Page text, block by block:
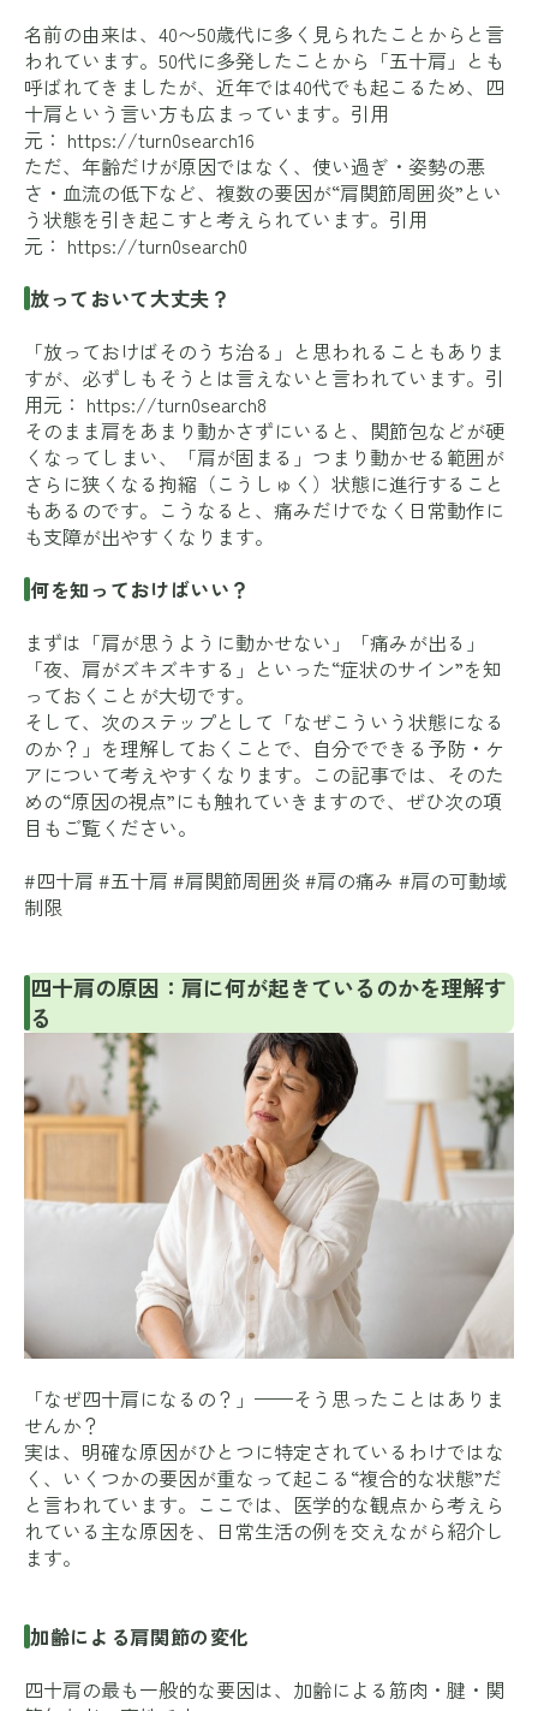
名前の由来は、40〜50歳代に多く見られたことからと言
われています。50代に多発したことから「五十肩」とも
呼ばれてきましたが、近年では40代でも起こるため、四
十肩という言い方も広まっています。引用
元： https://turn0search16
ただ、年齢だけが原因ではなく、使い過ぎ・姿勢の悪
さ・血流の低下など、複数の要因が“肩関節周囲炎”とい
う状態を引き起こすと考えられています。引用
元： https://turn0search0
放っておいて大丈夫？
「放っておけばそのうち治る」と思われることもありま
すが、必ずしもそうとは言えないと言われています。引
用元： https://turn0search8
そのまま肩をあまり動かさずにいると、関節包などが硬
くなってしまい、「肩が固まる」つまり動かせる範囲が
さらに狭くなる拘縮（こうしゅく）状態に進行すること
もあるのです。こうなると、痛みだけでなく日常動作に
も支障が出やすくなります。
何を知っておけばいい？
まずは「肩が思うように動かせない」「痛みが出る」
「夜、肩がズキズキする」といった“症状のサイン”を知
っておくことが大切です。
そして、次のステップとして「なぜこういう状態になる
のか？」を理解しておくことで、自分でできる予防・ケ
アについて考えやすくなります。この記事では、そのた
めの“原因の視点”にも触れていきますので、ぜひ次の項
目もご覧ください。
#四十肩 #五十肩 #肩関節周囲炎 #肩の痛み #肩の可動域
制限
四十肩の原因：肩に何が起きているのかを理解す
る
「なぜ四十肩になるの？」——そう思ったことはありま
せんか？
実は、明確な原因がひとつに特定されているわけではな
く、いくつかの要因が重なって起こる“複合的な状態”だ
と言われています。ここでは、医学的な観点から考えら
れている主な原因を、日常生活の例を交えながら紹介し
ます。
加齢による肩関節の変化
四十肩の最も一般的な要因は、加齢による筋肉・腱・関